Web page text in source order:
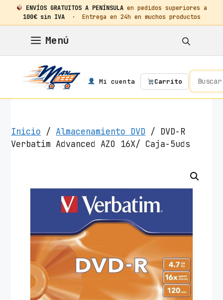
ENVÍOS GRATUITOS A PENÍNSULA en pedidos superiores a
100€ sin IVA· Entrega en 24h en muchos productos
contenido
Menú
Mi cuenta Carrito
Inicio / Almacenamiento DVD / DVD-R
Verbatim Advanced AZO 16X/ Caja-5uds